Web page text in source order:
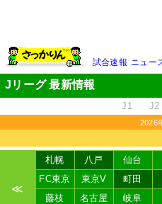
試合速報 ニュー
Jリーグ 最新情報
J1 J2
2026
≪
札幌 八戸 仙台
FC東京
東京V 町田
藤枝
名古屋 岐阜